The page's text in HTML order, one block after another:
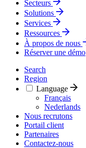
Secteurs
Solutions
Services
Ressources
À propos de nous
Réserver une démo
Search
Region
Language
Français
Nederlands
Nous recrutons
Portail client
Partenaires
Contactez‑nous